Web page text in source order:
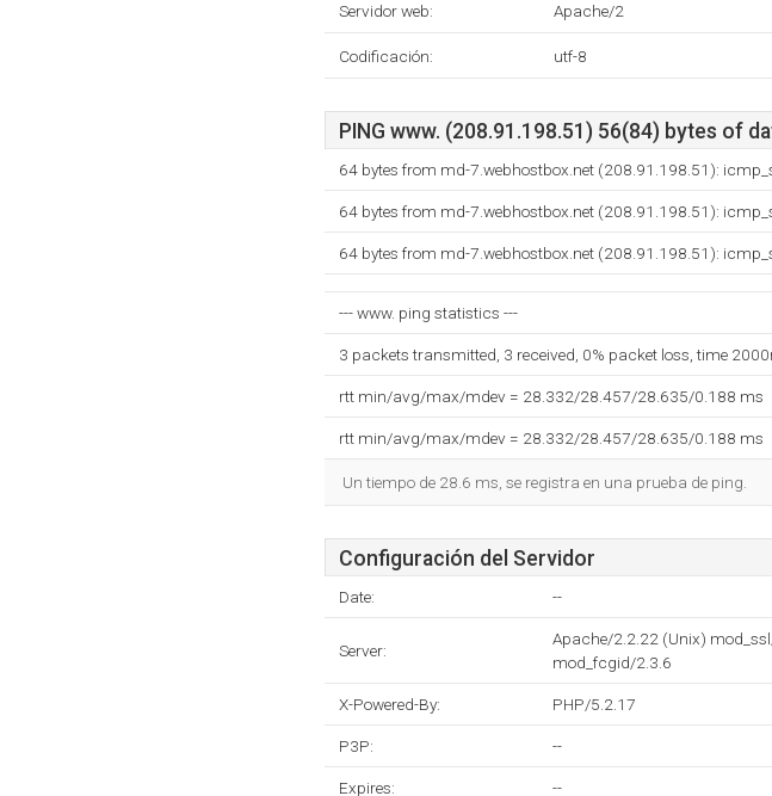
Servidor web: Apache/2
Codificación: utf-8
PING www. (208.91.198.51) 56(84) bytes of
64 bytes from md-7.webhostbox.net (208.91.198.51):
64 bytes from md-7.webhostbox.net (208.91.198.51):
64 bytes from md-7.webhostbox.net (208.91.198.51):
--- www. ping statistics ---
3 packets transmitted, 3 received, 0% packet loss, time
rtt min/avg/max/mdev = 28.332/28.457/28.635/0.188 ms
rtt min/avg/max/mdev = 28.332/28.457/28.635/0.188 ms
Un tiempo de 28.6 ms, se registra en una prueba de ping.
Configuración del Servidor
Date: --
Server:
Apache/2.2.22 (Unix)
mod_fcgid/2.3.6
X-Powered-By: PHP/5.2.17
P3P: --
Expires: --